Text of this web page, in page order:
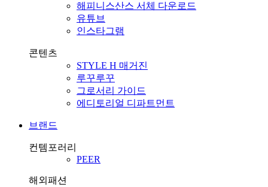
해피니스산스 서체 다운로드
유튜브
인스타그램
콘텐츠
STYLE H 매거진
루꾸루꾸
그로서리 가이드
에디토리얼 디파트먼트
브랜드
컨템포러리
PEER
해외패션